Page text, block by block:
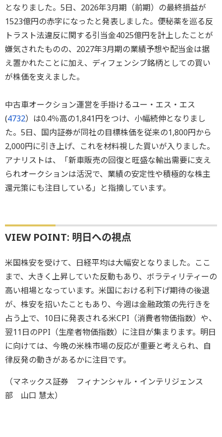
となりました。5日、2026年3月期（前期）の最終損益が
1523億円の赤字になったと発表しました。便秘薬を巡る反
トラスト法違反に関する引当金4025億円を計上したことが
嫌気されたものの、2027年3月期の業績予想や配当金は据
え置かれたことに加え、ディフェンシブ銘柄としての買い
が株価を支えました。
中古車オークション運営を手掛けるユー・エス・エス
(4732）は0.4％高の1,841円をつけ、小幅続伸となりまし
た。5日、国内証券が同社の目標株価を従来の1,800円から
2,000円に引き上げ、これを材料視した買いが入りました。
アナリストは、「新車販売の回復と旺盛な輸出需要に支え
られオークションは活況で、業績の安定性や積極的な株主
還元策にも注目している」と指摘しています。
VIEW POINT: 明日への視点
米国株安を受けて、日経平均は大幅安となりました。ここ
まで、大きく上昇していた反動もあり、ボラティリティーの
高い相場となっています。米国における利下げ期待の後退
が、株安を招いたこともあり、今週は金融政策の先行きを
占う上で、10日に発表される米CPI（消費者物価指数）や、
翌11日のPPI（生産者物価指数）に注目が集まります。明日
に向けては、今晩の米株市場の反応が重要と考えられ、自
律反発の動きがあるかに注目です。
（マネックス証券 フィナンシャル・インテリジェンス
部 山口 慧太）